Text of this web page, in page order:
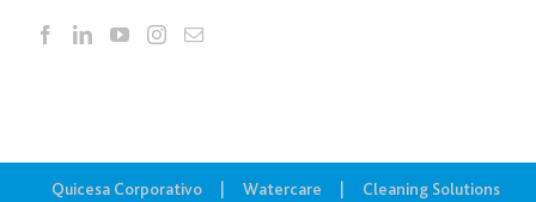
Quicesa Corporativo Watercare Cleaning Solutions